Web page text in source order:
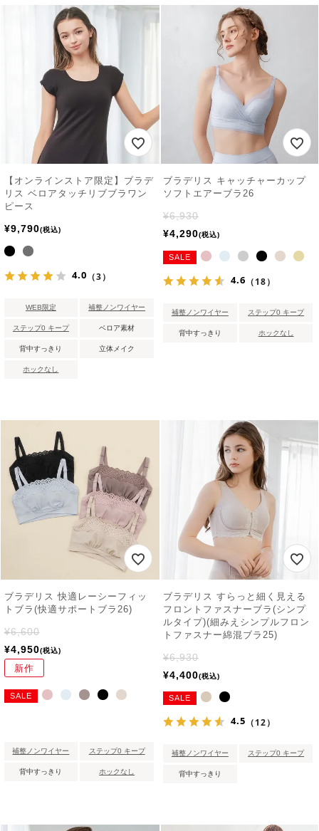
【オンラインストア限定】ブラデ
リス ベロアタッチリブブラワン
ピース
¥9,790 税込
4.0 （3）
WEB限定 補整ノンワイヤー
ステップ0 キープ ベロア素材
背中すっきり 立体メイク
ホックなし
ブラデリス キャッチャーカップ
ソフトエアーブラ26
¥6,930
¥4,290 税込
SALE
4.6 （18）
補整ノンワイヤー ステップ0 キープ
背中すっきり ホックなし
ブラデリス 快適レーシーフィッ
トブラ(快適サポートブラ26)
¥6,600
¥4,950 税込
新作
SALE
補整ノンワイヤー ステップ0 キープ
背中すっきり ホックなし
ブラデリス すらっと細く見える
フロントファスナーブラ(シンプ
ルタイプ)(細みえシンプルフロン
トファスナー綿混ブラ25)
¥6,930
¥4,400 税込
SALE
4.5 （12）
補整ノンワイヤー ステップ0 キープ
背中すっきり